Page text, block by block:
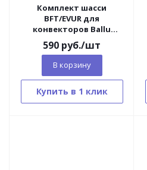
Комплект шасси
BFT/EVUR для
конвекторов Ballu
Evolution Transformer
590 руб./шт
В корзину
Купить в 1 клик